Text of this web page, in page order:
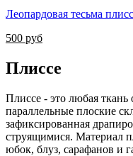
Леопардовая тесьма
500 руб
Плиссе
Плиссе - это любая
параллельные плоские
зафиксированная
струящимися. Материал
юбок, блуз, сарафанов и